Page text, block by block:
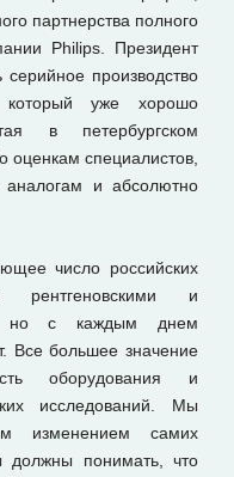
партнерства полного
Philips. Президент
производство
который уже хорошо
в петербургском
оценкам специалистов,
и абсолютно
число российских
и
но с каждым днем
Все большее значение
оборудования и
исследований. Мы
изменением самих
должны понимать, что